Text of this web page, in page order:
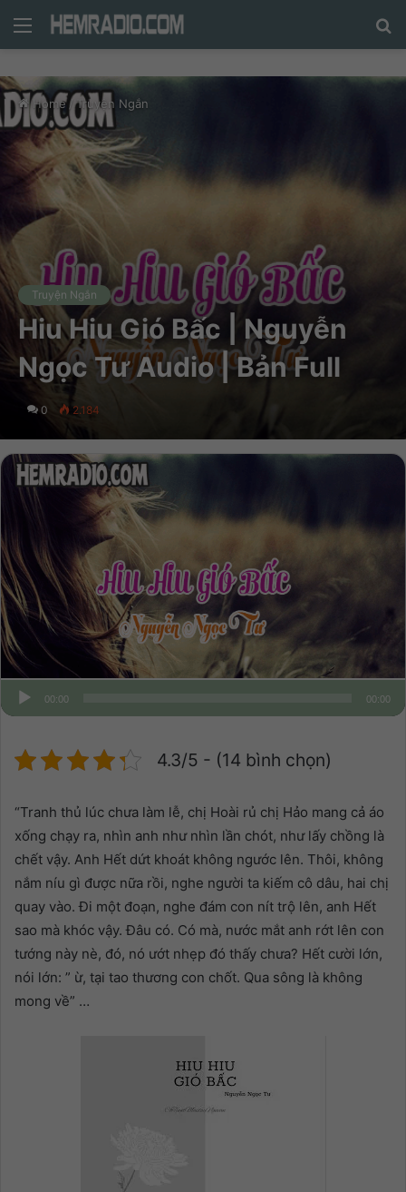
Menu
Home/ Truyện Ngắn
Truyện Ngắn
Hiu Hiu Gió Bấc | Nguyễn
Ngọc Tư Audio | Bản Full
0 2.184
00:00 00:00
4.3/5 - (14 bình chọn)
“Tranh thủ lúc chưa làm lễ, chị Hoài rủ chị Hảo mang cả áo
xống chạy ra, nhìn anh như nhìn lần chót, như lấy chồng là
chết vậy. Anh Hết dứt khoát không ngước lên. Thôi, không
nắm níu gì được nữa rồi, nghe người ta kiếm cô dâu, hai chị
quay vào. Đi một đoạn, nghe đám con nít trộ lên, anh Hết
sao mà khóc vậy. Đâu có. Có mà, nước mắt anh rớt lên con
tướng này nè, đó, nó ướt nhẹp đó thấy chưa? Hết cười lớn,
nói lớn: ” ừ, tại tao thương con chốt. Qua sông là không
mong về” …